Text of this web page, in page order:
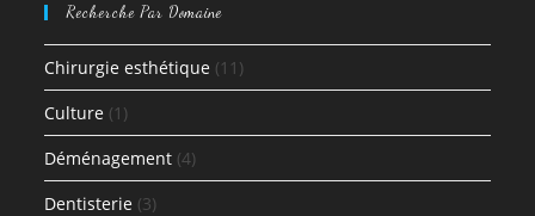
Recherche Par Domaine
Chirurgie esthétique (11)
Culture (1)
Déménagement (4)
Dentisterie (3)